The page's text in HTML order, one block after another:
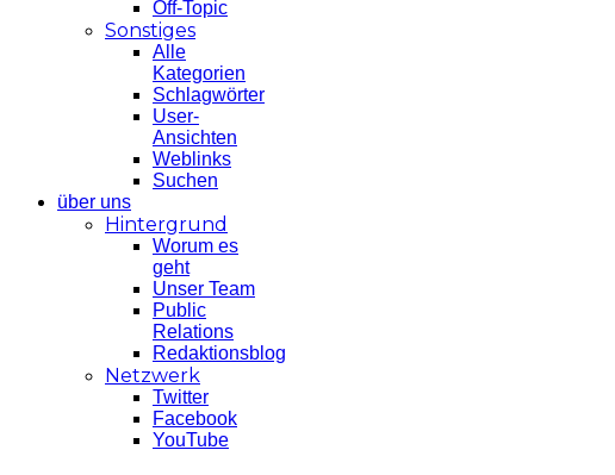
Off-Topic
Sonstiges
Alle
Kategorien
Schlagwörter
User-
Ansichten
Weblinks
Suchen
über uns
Hintergrund
Worum es
geht
Unser Team
Public
Relations
Redaktionsblog
Netzwerk
Twitter
Facebook
YouTube